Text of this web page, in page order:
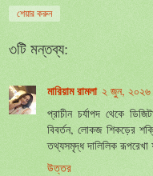
শেয়ার করুন
৩টি মন্তব্য:
মারিয়াম রামলা ২ জুন,
প্রাচীন চর্যাপদ থেকে
বিবর্তন, লোকজ শিকড়ের
তথ্যসমৃদ্ধ দালিলিক
উত্তর